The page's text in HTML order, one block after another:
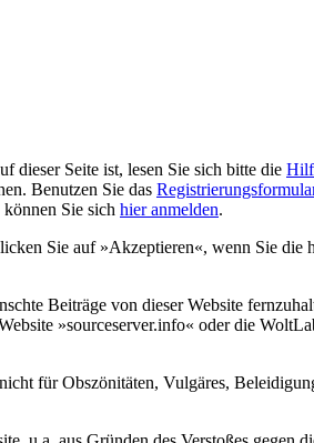
dieser Seite ist, lesen Sie sich bitte die
Benutzen Sie das
Sie sich hier anmelden.
Sie auf »Akzeptieren«, wenn Sie die
Beiträge von dieser Website
»sourceserver.info« oder die
für Obszönitäten, Vulgäres,